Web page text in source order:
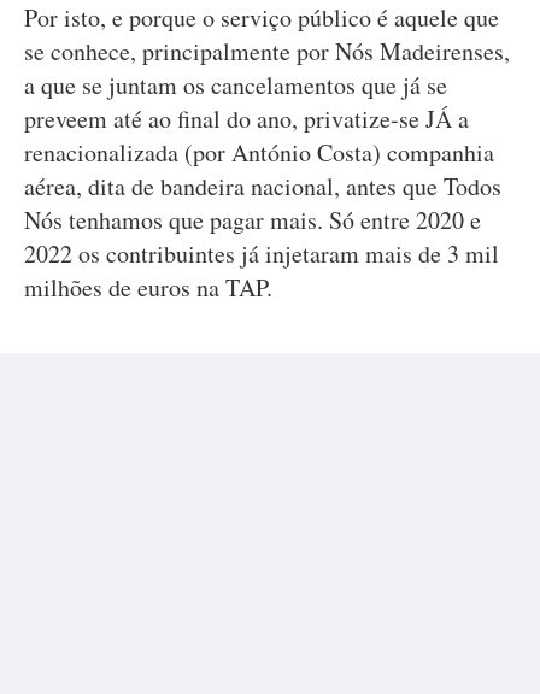
Por isto, e porque o serviço público é aquele que
se conhece, principalmente por Nós Madeirenses,
a que se juntam os cancelamentos que já se
preveem até ao final do ano, privatize-se JÁ a
renacionalizada (por António Costa) companhia
aérea, dita de bandeira nacional, antes que Todos
Nós tenhamos que pagar mais. Só entre 2020 e
2022 os contribuintes já injetaram mais de 3 mil
milhões de euros na TAP.